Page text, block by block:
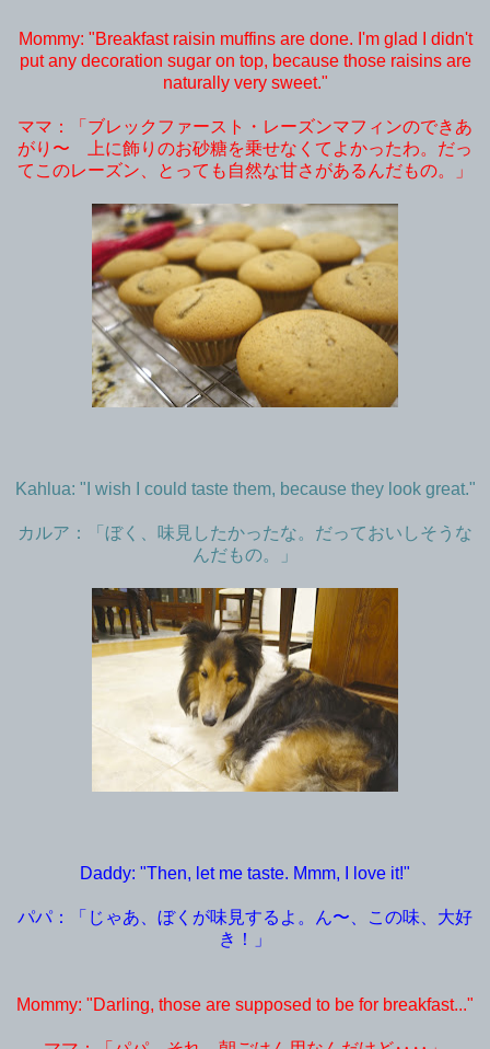
Mommy: "Breakfast raisin muffins are done. I'm glad I didn't
put any decoration sugar on top, because those raisins are
naturally very sweet."
ママ：「ブレックファースト・レーズンマフィンのできあ
がり〜 上に飾りのお砂糖を乗せなくてよかったわ。だっ
てこのレーズン、とっても自然な甘さがあるんだもの。」
Kahlua: "I wish I could taste them, because they look great."
カルア：「ぼく、味見したかったな。だっておいしそうな
んだもの。」
Daddy: "Then, let me taste. Mmm, I love it!"
パパ：「じゃあ、ぼくが味見するよ。ん〜、この味、大好
き！」
Mommy: "Darling, those are supposed to be for breakfast..."